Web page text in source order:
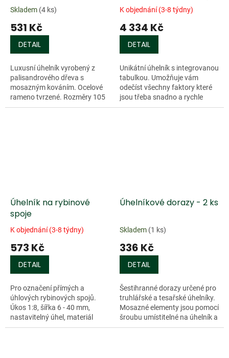
Skladem (4 ks)
531 Kč
DETAIL
Luxusní úhelník vyrobený z
palisandrového dřeva s
mosazným kováním. Ocelové
rameno tvrzené. Rozměry 105
x 68 mm.
K objednání (3-8 týdny)
4 334 Kč
DETAIL
Unikátní úhelník s integrovanou
tabulkou. Umožňuje vám
odečíst všechny faktory které
jsou třeba snadno a rychle
přímo při označování střešních
Úhelník na rybinové
spoje
K objednání (3-8 týdny)
573 Kč
DETAIL
Pro označení přímých a
úhlových rybinových spojů.
Úkos 1:8, šířka 6 - 40 mm,
nastavitelný úhel, materiál
ušlechtilá ocel, jazýček a doraz
Úhelníkové dorazy - 2 ks
Skladem (1 ks)
336 Kč
DETAIL
Šestihranné dorazy určené pro
truhlářské a tesařské úhelníky.
Mosazné elementy jsou pomocí
šroubu umístitelné na úhelník a
díky tomu lze nastavený úhel